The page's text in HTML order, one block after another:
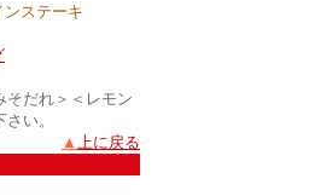
ンステーキ
だれ＞＜レモン
い。
▲ 上に戻る